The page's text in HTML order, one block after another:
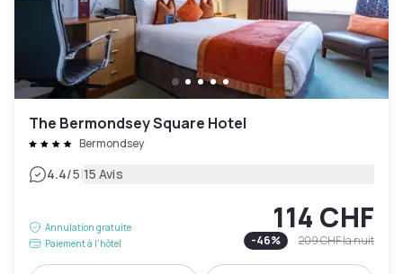
The Bermondsey Square Hotel
Bermondsey
4.4/5|15 Avis
Annulation gratuite
Paiement à l'hôtel
114 CHF
-46% 209 CHFla nuit